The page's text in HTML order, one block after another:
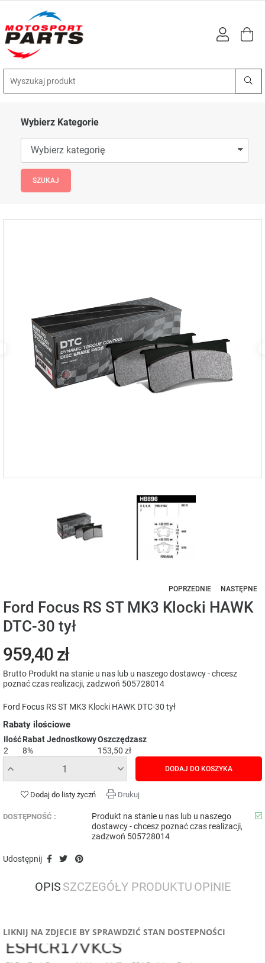
Wybierz Kategorie
POPRZEDNIE NASTĘPNE
Ford Focus RS ST MK3 Klocki HAWK
DTC-30 tył
959,40 zł
Brutto Produkt na stanie u nas lub u naszego dostawcy - chcesz
poznać czas realizacji, zadzwoń 505728014
Ford Focus RS ST MK3 Klocki HAWK DTC-30 tył
Rabaty ilościowe
IlośćRabat JednostkowyOszczędzasz
2
8% 153,50 zł
DODAJ DO KOSZYKA
Dodaj do listy życzń Drukuj
DOSTĘPNOŚĆ :
Produkt na stanie u nas lub u naszego
dostawcy - chcesz poznać czas realizacji,
zadzwoń 505728014
Udostępnij
OPIS SZCZEGÓŁY PRODUKTU OPINIE
LIKNIJ NA ZDJECIE BY SPRAWDZIĆ STAN DOSTEPNOŚCI